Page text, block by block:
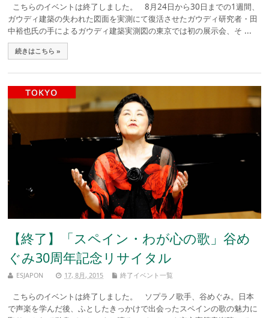
こちらのイベントは終了しました。 8月24日から30日までの1週間、
ガウディ建築の失われた図面を実測にて復活させたガウディ研究者・田
中裕也氏の手によるガウディ建築実測図の東京では初の展示会、そ ...
続きはこちら »
【終了】「スペイン・わが心の歌」谷め
ぐみ30周年記念リサイタル
ESJAPON 17, 8月, 2015 終了イベント一覧
こちらのイベントは終了しました。 ソプラノ歌手、谷めぐみ。日本
で声楽を学んだ後、ふとしたきっかけで出会ったスペインの歌の魅力に